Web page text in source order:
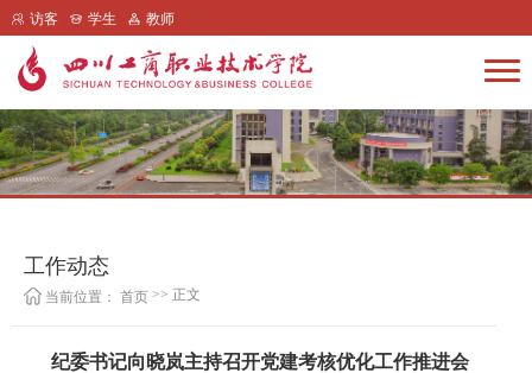
访客 学生 教师
工作动态
当前位置： 首页 >> 正文
纪委书记向晓岚主持召开党建考核优化工作推进会